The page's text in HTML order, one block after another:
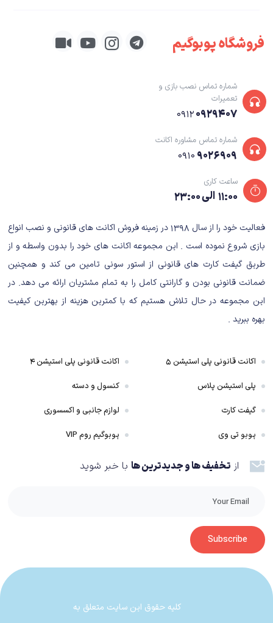
فروشگاه پوبوگیم
شماره تماس نصب بازی و
تعمیرات
۰۹۱۲۰۹۲۹۴۰۷
شماره تماس مشاوره اکانت
۰۹۱۰ ۹۰۲۶۹۰۹
ساعت کاری
۱۱:۰۰ الی ۲۳:۰۰
فعالیت خود را از سال ۱۳۹۸ در زمینه فروش اکانت های قانونی و نصب انواع
بازی شروع نموده است . این مجموعه اکانت های خود را بدون واسطه و از
طریق گیفت کارت های قانونی از استور سونی تامین می کند و همچنین
ضمانت قانونی بودن و گارانتی کامل را به تمام مشتریان ارائه می دهد. در
این مجموعه در حال تلاش هستیم که با کمترین هزینه از بهترین کیفیت
بهره ببرید .
اکانت قانونی پلی استیشن ۵
پلی استیشن پلاس
گیفت کارت
پوبو تی وی
اکانت قانونی پلی استیشن ۴
کنسول و دسته
لوازم جانبی و اکسسوری
پوبوگیم روم VIP
از تخفیف ها و جدیدترین ها با خبر شوید
Subscribe
کلیه حقوق این سایت متعلق به